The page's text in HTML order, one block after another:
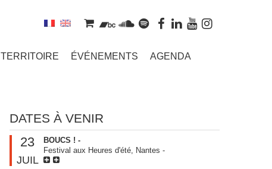
TERRITOIRE ÉVÉNEMENTS
AGENDA
DATES À VENIR
23
JUIL
BOUCS ! -
Festival aux Heures d'été, Nantes -